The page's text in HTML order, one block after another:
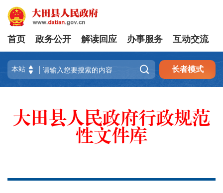
首页 政务公开 解读回应 办事服务 互动交流
 长者模式
大田县人民政府行政规范
性文件库